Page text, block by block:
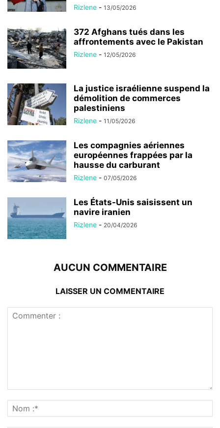
Rizlene - 13/05/2026
372 Afghans tués dans les
affrontements avec le Pakistan
Rizlene - 12/05/2026
La justice israélienne suspend la
démolition de commerces
palestiniens
Rizlene - 11/05/2026
Les compagnies aériennes
européennes frappées par la
hausse du carburant
Rizlene - 07/05/2026
Les États-Unis saisissent un
navire iranien
Rizlene - 20/04/2026
AUCUN COMMENTAIRE
LAISSER UN COMMENTAIRE